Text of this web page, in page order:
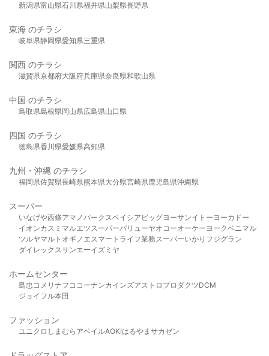
新潟県富山県石川県福井県山梨県長野県
東海 のチラシ
岐阜県静岡県愛知県三重県
関西 のチラシ
滋賀県京都府大阪府兵庫県奈良県和歌山県
中国 のチラシ
鳥取県島根県岡山県広島県山口県
四国 のチラシ
徳島県香川県愛媛県高知県
九州・沖縄 のチラシ
福岡県佐賀県長崎県熊本県大分県宮崎県鹿児島県沖縄県
スーパー
いなげや西條アマノパークスベイシア ビッグヨーサンイトーヨーカドー
イオンカスミ マルエツスーパーバリューヤオコーオーケー ヨークベニマル
ツルヤマルト オギノ エスマート ライフ業務スーパーいかり フジグラン
ダイレックスサンエーイズミヤ
ホームセンター
島忠 コメリ ナフコ コーナンカインズアストロプロダクツDCM
ジョイフル本田
ファッション
ユニクロ しまむら アベイルAOKIはるやま サカゼン